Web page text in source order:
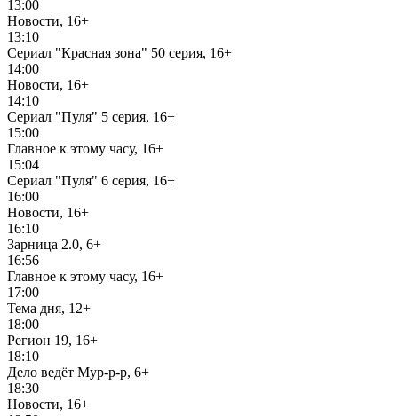
13:00
Новости, 16+
13:10
Сериал "Красная зона" 50 серия, 16+
14:00
Новости, 16+
14:10
Сериал "Пуля" 5 серия, 16+
15:00
Главное к этому часу, 16+
15:04
Сериал "Пуля" 6 серия, 16+
16:00
Новости, 16+
16:10
Зарница 2.0, 6+
16:56
Главное к этому часу, 16+
17:00
Тема дня, 12+
18:00
Регион 19, 16+
18:10
Дело ведёт Мур-р-р, 6+
18:30
Новости, 16+